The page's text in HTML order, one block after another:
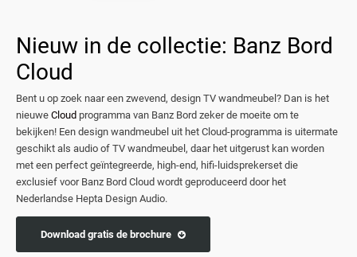
Nieuw in de collectie: Banz Bord
Cloud
Bent u op zoek naar een zwevend, design TV wandmeubel? Dan is het
nieuwe Cloud programma van Banz Bord zeker de moeite om te
bekijken! Een design wandmeubel uit het Cloud-programma is uitermate
geschikt als audio of TV wandmeubel, daar het uitgerust kan worden
met een perfect geïntegreerde, high-end, hifi-luidsprekerset die
exclusief voor Banz Bord Cloud wordt geproduceerd door het
Nederlandse Hepta Design Audio.
Download gratis de brochure